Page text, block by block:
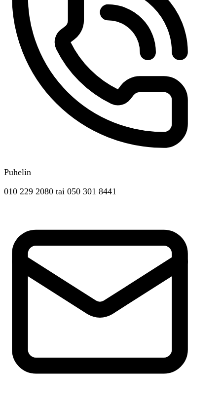
Puhelin
010 229 2080 tai 050 301 8441